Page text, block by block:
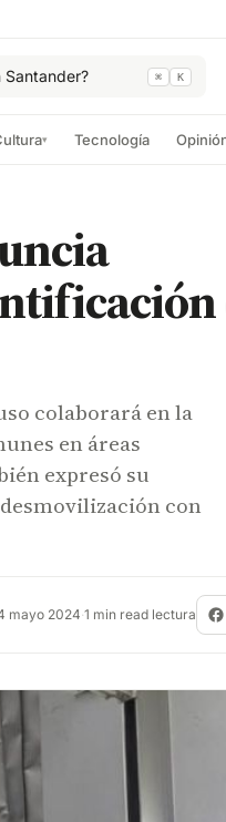
Santander? ⌘ K
▾ Tecnología
colaborará en la
en áreas
expresó su
con
mayo 2024·1 min read lectura